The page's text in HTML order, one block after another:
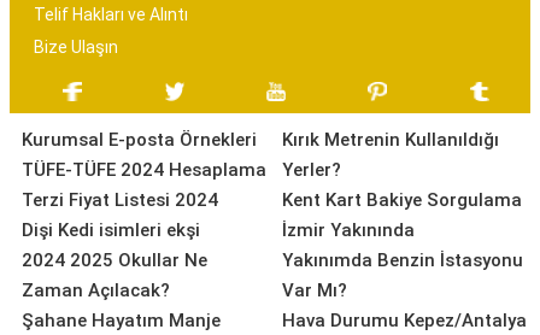
Telif Hakları ve Alıntı
Bize Ulaşın
Kurumsal E-posta Örnekleri
TÜFE-TÜFE 2024 Hesaplama
Terzi Fiyat Listesi 2024
Dişi Kedi isimleri ekşi
2024 2025 Okullar Ne
Zaman Açılacak?
Şahane Hayatım Manje
Kırık Metrenin Kullanıldığı
Yerler?
Kent Kart Bakiye Sorgulama
İzmir Yakınında
Yakınımda Benzin İstasyonu
Var Mı?
Hava Durumu Kepez/Antalya